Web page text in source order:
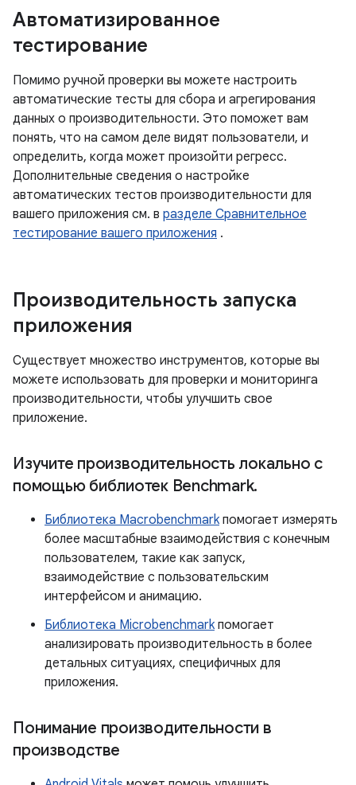
Автоматизированное
тестирование
Помимо ручной проверки вы можете настроить
автоматические тесты для сбора и агрегирования
данных о производительности. Это поможет вам
понять, что на самом деле видят пользователи, и
определить, когда может произойти регресс.
Дополнительные сведения о настройке
автоматических тестов производительности для
вашего приложения см. в разделе Сравнительное
тестирование вашего приложения .
Производительность запуска
приложения
Существует множество инструментов, которые вы
можете использовать для проверки и мониторинга
производительности, чтобы улучшить свое
приложение.
Изучите производительность локально с
помощью библиотек Benchmark.
Библиотека Macrobenchmarkпомогает измерять
более масштабные взаимодействия с конечным
пользователем, такие как запуск,
взаимодействие с пользовательским
интерфейсом и анимацию.
Библиотека Microbenchmarkпомогает
анализировать производительность в более
детальных ситуациях, специфичных для
приложения.
Понимание производительности в
производстве